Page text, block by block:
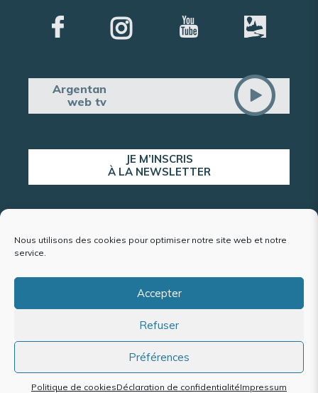
Nous utilisons des cookies pour optimiser notre site web et notre
service.
Accepter
Refuser
Préférences
Politique de cookiesDéclaration de confidentialitéImpressum
Argentan
web tv
JE M’INSCRIS
À LA NEWSLETTER
ALERTE POPULATION
Mentions légales et politique de confidentialité
Accessibilité : conformité partielle
Politique de cookies (UE)